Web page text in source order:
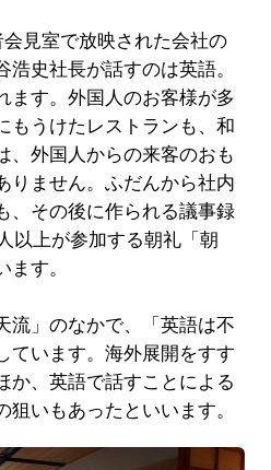
見室で放映された会社の
史社長が話すのは英語。
ます。外国人のお客様が多
もうけたレストランも、和
、外国人からの来客のおも
りません。ふだんから社内
、その後に作られる議事録
以上が参加する朝礼「朝
す。
」のなかで、「英語は不
ています。海外展開をすす
か、英語で話すことによる
いもあったといいます。